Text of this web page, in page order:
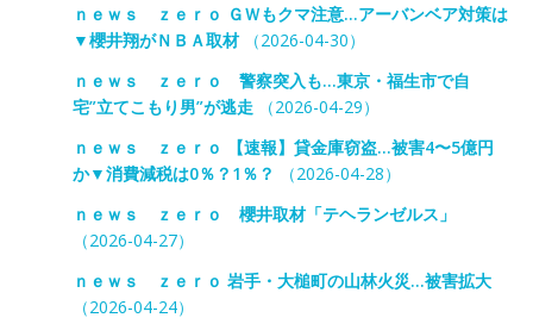
ｎｅｗｓ ｚｅｒｏ ＧＷもクマ注意…アーバンベア対策は
▼櫻井翔がＮＢＡ取材（2026-04-30）
ｎｅｗｓ ｚｅｒｏ 警察突入も…東京・福生市で自
宅”立てこもり男”が逃走（2026-04-29）
ｎｅｗｓ ｚｅｒｏ 【速報】貸金庫窃盗…被害4〜5億円
か▼消費減税は0％？1％？
（2026-04-28）
ｎｅｗｓ ｚｅｒｏ 櫻井取材「テヘランゼルス」
（2026-04-27）
ｎｅｗｓ ｚｅｒｏ 岩手・大槌町の山林火災…被害拡大
（2026-04-24）